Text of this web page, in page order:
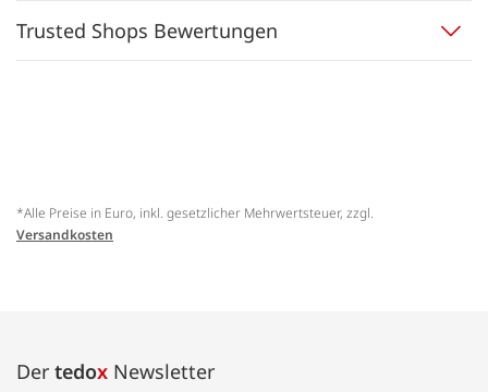
Trusted Shops Bewertungen
*Alle Preise in Euro, inkl. gesetzlicher Mehrwertsteuer, zzgl.
Versandkosten
Der tedox Newsletter